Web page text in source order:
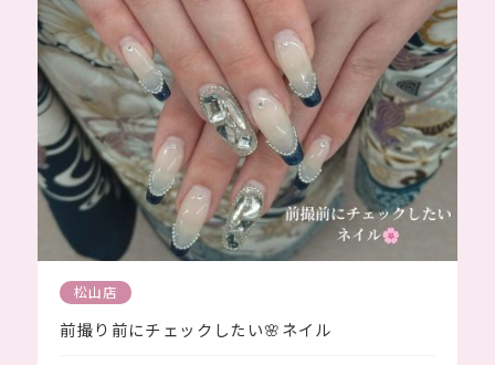
松山店
夏休み！帰省中がチャンスです！🌸
#ゆうび苑 #ブログ #成人式振袖 #振袖
松山ゆうび苑 2026.08.08